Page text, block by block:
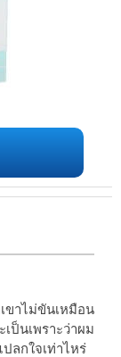
าไม่ขันเหมือน
ป็นเพราะว่าผม
ลกใจเท่าไหร่